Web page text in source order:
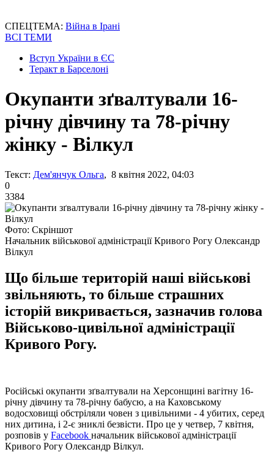
СПЕЦТЕМА: Війна в Ірані
ВСІ ТЕМИ
Вступ України в ЄС
Теракт в Барселоні
Окупанти зґвалтували 16-
річну дівчину та 78-річну
жінку - Вілкул
Текст: Дем'янчук Ольга, 8 квітня 2022, 04:03
0
3384
Фото: Скріншот
Начальник військової адміністрації Кривого Рогу Олександр
Вілкул
Що більше територій наші військові
звільняють, то більше страшних
історій викривається, зазначив голова
Військово-цивільної адміністрації
Кривого Рогу.
Російські окупанти зґвалтували на Херсонщині вагітну 16-
річну дівчину та 78-річну бабусю, а на Каховському
водосховищі обстріляли човен з цивільними - 4 убитих, серед
них дитина, і 2-є зниклі безвісти. Про це у четвер, 7 квітня,
розповів у Facebook начальник військової адміністрації
Кривого Рогу Олександр Вілкул.